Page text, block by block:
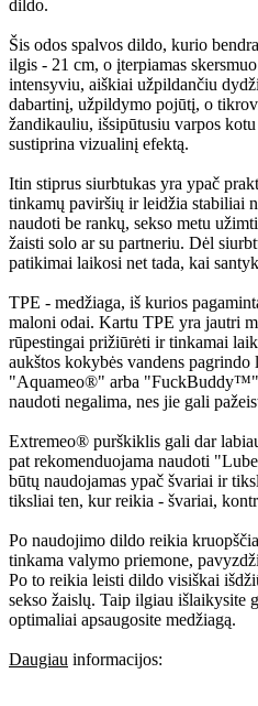
dildo.
Šis odos spalvos dildo, kurio
ilgis - 21 cm, o įterpiamas
intensyviu, aiškiai užpildančiu
dabartinį, užpildymo pojūtį, o
žandikauliu, išsipūtusiu varpos
sustiprina vizualinį efektą.
Itin stiprus siurbtukas yra ypač
tinkamų paviršių ir leidžia stabiliai
naudoti be rankų, sekso metu
žaisti solo ar su partneriu. Dėl
patikimai laikosi net tada, kai
TPE - medžiaga, iš kurios
maloni odai. Kartu TPE yra jautri
rūpestingai prižiūrėti ir tinkamai
aukštos kokybės vandens
"Aquameo®" arba
naudoti negalima, nes jie gali
Extremeo® purškiklis gali dar
pat rekomenduojama naudoti
būtų naudojamas ypač švariai ir
tiksliai ten, kur reikia - švariai,
Po naudojimo dildo reikia
tinkama valymo priemone,
Po to reikia leisti dildo visiškai
sekso žaislų. Taip ilgiau išlaikysite
optimaliai apsaugosite medžiagą.
Daugiau informacijos: